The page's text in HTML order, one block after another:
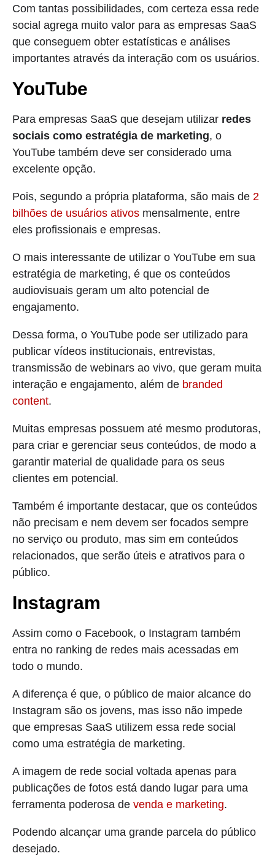
Com tantas possibilidades, com certeza essa rede
social agrega muito valor para as empresas SaaS
que conseguem obter estatísticas e análises
importantes através da interação com os usuários.
YouTube
Para empresas SaaS que desejam utilizar redes
sociais como estratégia de marketing, o
YouTube também deve ser considerado uma
excelente opção.
Pois, segundo a própria plataforma, são mais de 2
bilhões de usuários ativos mensalmente, entre
eles profissionais e empresas.
O mais interessante de utilizar o YouTube em sua
estratégia de marketing, é que os conteúdos
audiovisuais geram um alto potencial de
engajamento.
Dessa forma, o YouTube pode ser utilizado para
publicar vídeos institucionais, entrevistas,
transmissão de webinars ao vivo, que geram muita
interação e engajamento, além de branded
content.
Muitas empresas possuem até mesmo produtoras,
para criar e gerenciar seus conteúdos, de modo a
garantir material de qualidade para os seus
clientes em potencial.
Também é importante destacar, que os conteúdos
não precisam e nem devem ser focados sempre
no serviço ou produto, mas sim em conteúdos
relacionados, que serão úteis e atrativos para o
público.
Instagram
Assim como o Facebook, o Instagram também
entra no ranking de redes mais acessadas em
todo o mundo.
A diferença é que, o público de maior alcance do
Instagram são os jovens, mas isso não impede
que empresas SaaS utilizem essa rede social
como uma estratégia de marketing.
A imagem de rede social voltada apenas para
publicações de fotos está dando lugar para uma
ferramenta poderosa de venda e marketing.
Podendo alcançar uma grande parcela do público
desejado.